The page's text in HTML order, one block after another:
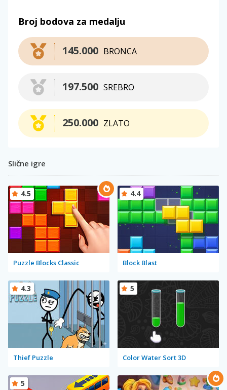
Broj bodova za medalju
BRONCA
145.000
SREBRO
197.500
ZLATO
250.000
Slične igre
Puzzle Blocks Classic
4.5
Block Blast
4.4
Thief Puzzle
4.3
Color Water Sort 3D
5
5